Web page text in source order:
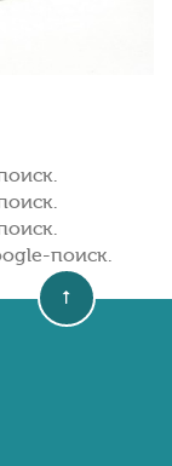
поиск.